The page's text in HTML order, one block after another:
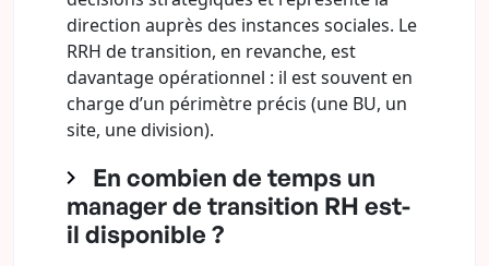
direction auprès des instances sociales. Le
RRH de transition, en revanche, est
davantage opérationnel : il est souvent en
charge d’un périmètre précis (une BU, un
site, une division).
En combien de temps un
manager de transition RH est-
il disponible ?